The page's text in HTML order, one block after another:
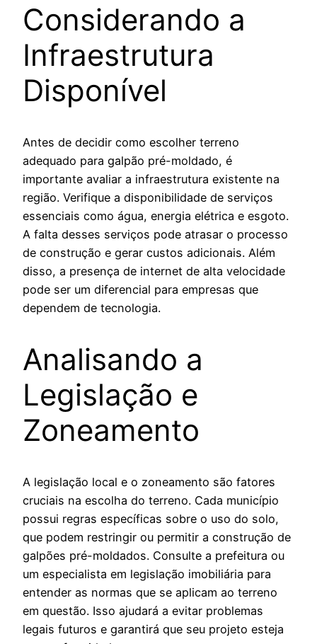
Considerando a
Infraestrutura
Disponível
Antes de decidir como escolher terreno
adequado para galpão pré-moldado, é
importante avaliar a infraestrutura existente na
região. Verifique a disponibilidade de serviços
essenciais como água, energia elétrica e esgoto.
A falta desses serviços pode atrasar o processo
de construção e gerar custos adicionais. Além
disso, a presença de internet de alta velocidade
pode ser um diferencial para empresas que
dependem de tecnologia.
Analisando a
Legislação e
Zoneamento
A legislação local e o zoneamento são fatores
cruciais na escolha do terreno. Cada município
possui regras específicas sobre o uso do solo,
que podem restringir ou permitir a construção de
galpões pré-moldados. Consulte a prefeitura ou
um especialista em legislação imobiliária para
entender as normas que se aplicam ao terreno
em questão. Isso ajudará a evitar problemas
legais futuros e garantirá que seu projeto esteja